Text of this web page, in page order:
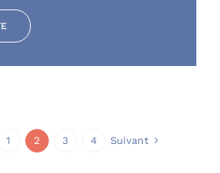
1 2 3 4 Suivant